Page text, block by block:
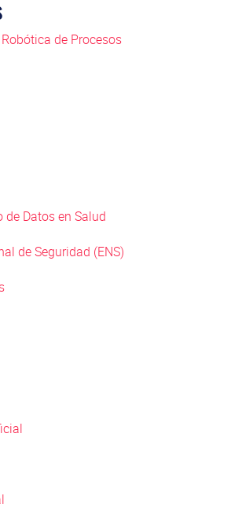
de Procesos
de Datos en Salud
de Seguridad (ENS)